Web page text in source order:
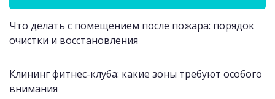
Что делать с помещением после пожара: порядок
очистки и восстановления
Клининг фитнес-клуба: какие зоны требуют особого
внимания